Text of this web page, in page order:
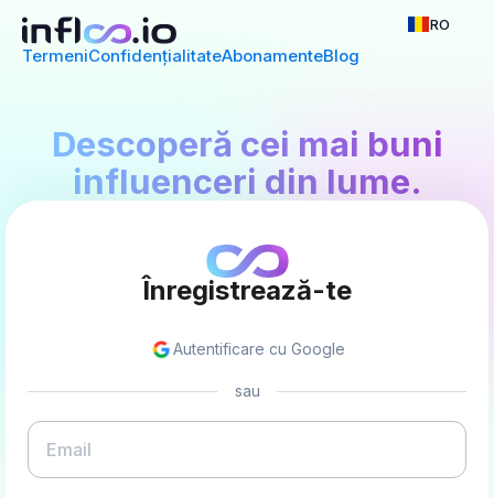
TermeniConfidențialitateAbonamenteBlog
RO
Descoperă cei mai buni
influenceri din lume.
Înregistrează-te
Autentificare cu Google
sau